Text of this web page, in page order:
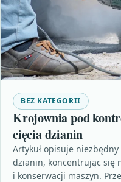
BEZ KATEGORII
Krojownia pod
cięcia dzianin
Artykuł opisuje
dzianin, koncentrując się
i konserwacji maszyn.